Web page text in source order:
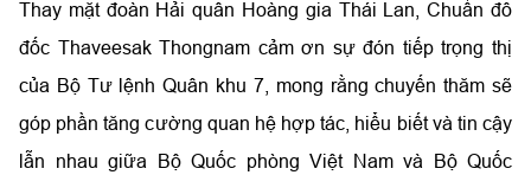
Thay mặt đoàn Hải quân Hoàng gia Thái Lan, Chuẩn đô
đốc Thaveesak Thongnam cảm ơn sự đón tiếp trọng thị
của Bộ Tư lệnh Quân khu 7, mong rằng chuyến thăm sẽ
góp phần tăng cường quan hệ hợp tác, hiểu biết và tin cậy
lẫn nhau giữa Bộ Quốc phòng Việt Nam và Bộ Quốc